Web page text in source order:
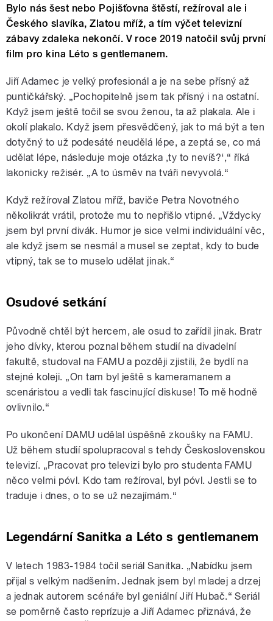
Bylo nás šest nebo Pojišťovna štěstí, režíroval ale i
Českého slavíka, Zlatou mříž, a tím výčet televizní
zábavy zdaleka nekončí. V roce 2019 natočil svůj první
film pro kina Léto s gentlemanem.
Jiří Adamec je velký profesionál a je na sebe přísný až
puntičkářský. „Pochopitelně jsem tak přísný i na ostatní.
Když jsem ještě točil se svou ženou, ta až plakala. Ale i
okolí plakalo. Když jsem přesvědčený, jak to má být a ten
dotyčný to už podesáté neudělá lépe, a zeptá se, co má
udělat lépe, následuje moje otázka ‚ty to nevíš?‘,“ říká
lakonicky režisér. „A to úsměv na tváři nevyvolá.“
Když režíroval Zlatou mříž, baviče Petra Novotného
několikrát vrátil, protože mu to nepřišlo vtipné. „Vždycky
jsem byl první divák. Humor je sice velmi individuální věc,
ale když jsem se nesmál a musel se zeptat, kdy to bude
vtipný, tak se to muselo udělat jinak.“
Osudové setkání
Původně chtěl být hercem, ale osud to zařídil jinak. Bratr
jeho dívky, kterou poznal během studií na divadelní
fakultě, studoval na FAMU a později zjistili, že bydlí na
stejné koleji. „On tam byl ještě s kameramanem a
scenáristou a vedli tak fascinující diskuse! To mě hodně
ovlivnilo.“
Po ukončení DAMU udělal úspěšně zkoušky na FAMU.
Už během studií spolupracoval s tehdy Československou
televizí. „Pracovat pro televizi bylo pro studenta FAMU
něco velmi póvl. Kdo tam režíroval, byl póvl. Jestli se to
traduje i dnes, o to se už nezajímám.“
Legendární Sanitka a Léto s gentlemanem
V letech 1983-1984 točil seriál Sanitka. „Nabídku jsem
přijal s velkým nadšením. Jednak jsem byl mladej a drzej
a jednak autorem scénáře byl geniální Jiří Hubač.“ Seriál
se poměrně často reprízuje a Jiří Adamec přiznává, že